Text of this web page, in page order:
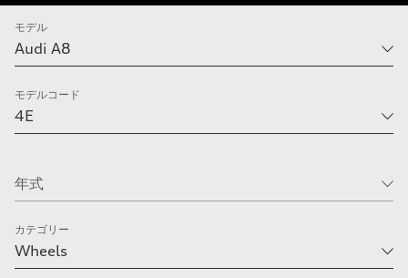
モデル
モデルコード
カテゴリー